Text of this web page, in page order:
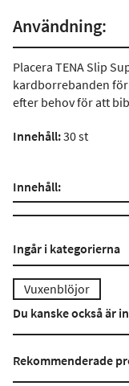
Användning:
Placera TENA Slip
kardborrebanden för
efter behov för att
Innehåll:30 st
Innehåll:
Ingår i kategorierna
Vuxenblöjor
Du kanske också är
Rekommenderade